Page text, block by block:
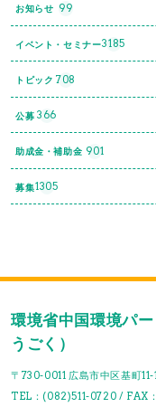
お知らせ 99
イベント・セミナー3185
トピック 708
公募 366
助成金・補助金 901
募集1305
環境省中国環境パ
うごく）
〒730-0011 広島市中区基町
TEL：(082)511-0720 / FAX